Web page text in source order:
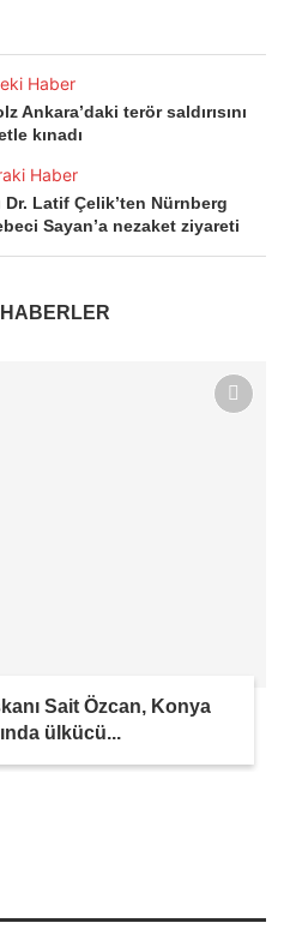
Haber
Ankara’daki terör saldırısını
kınadı
Haber
Latif Çelik’ten Nürnberg
Sayan’a nezaket ziyareti
Sait Özcan, Konya
ülkücü...